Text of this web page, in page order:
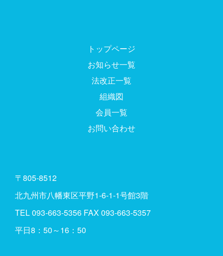
トップページ
お知らせ一覧
法改正一覧
組織図
会員一覧
お問い合わせ
〒805-8512
北九州市八幡東区平野1-6-1-1号館3階
TEL093-663-5356 FAX 093-663-5357
平日8：50～16：50